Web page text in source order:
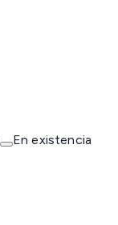
En existencia